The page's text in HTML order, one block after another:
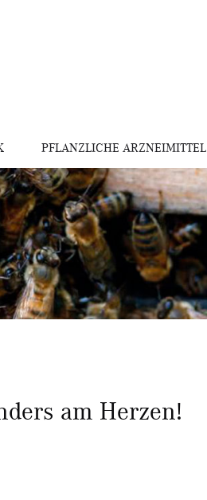
PFLANZLICHE ARZNEIMITTEL
am Herzen!